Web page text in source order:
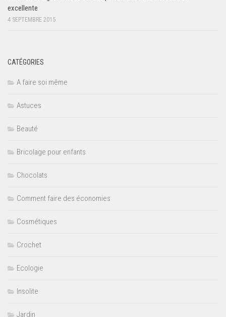
excellente
4 SEPTEMBRE 2015
CATÉGORIES
A faire soi même
Astuces
Beauté
Bricolage pour enfants
Chocolats
Comment faire des économies
Cosmétiques
Crochet
Ecologie
Insolite
Jardin